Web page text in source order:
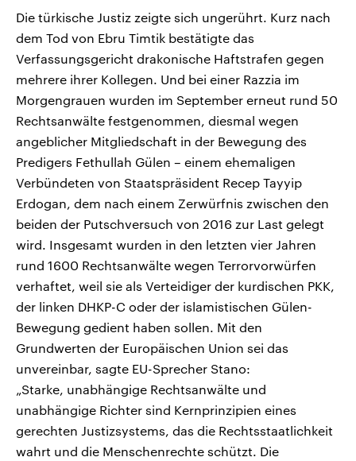
Die türkische Justiz zeigte sich ungerührt. Kurz nach
dem Tod von Ebru Timtik bestätigte das
Verfassungsgericht drakonische Haftstrafen gegen
mehrere ihrer Kollegen. Und bei einer Razzia im
Morgengrauen wurden im September erneut rund 50
Rechtsanwälte festgenommen, diesmal wegen
angeblicher Mitgliedschaft in der Bewegung des
Predigers Fethullah Gülen – einem ehemaligen
Verbündeten von Staatspräsident Recep Tayyip
Erdogan, dem nach einem Zerwürfnis zwischen den
beiden der Putschversuch von 2016 zur Last gelegt
wird. Insgesamt wurden in den letzten vier Jahren
rund 1600 Rechtsanwälte wegen Terrorvorwürfen
verhaftet, weil sie als Verteidiger der kurdischen PKK,
der linken DHKP-C oder der islamistischen Gülen-
Bewegung gedient haben sollen. Mit den
Grundwerten der Europäischen Union sei das
unvereinbar, sagte EU-Sprecher Stano:
„Starke, unabhängige Rechtsanwälte und
unabhängige Richter sind Kernprinzipien eines
gerechten Justizsystems, das die Rechtsstaatlichkeit
wahrt und die Menschenrechte schützt. Die